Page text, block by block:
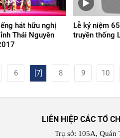
hát hữu nghị
Thái Nguyên
Lễ kỷ niệm
truyền thống
6 [7] 8 9 10
LIÊN HIỆP CÁC TỔ
Trụ sở: 105A,